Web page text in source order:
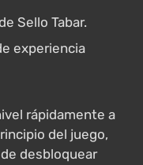
Sello Tabar.
experiencia
rápidamente a
del juego,
desbloquear